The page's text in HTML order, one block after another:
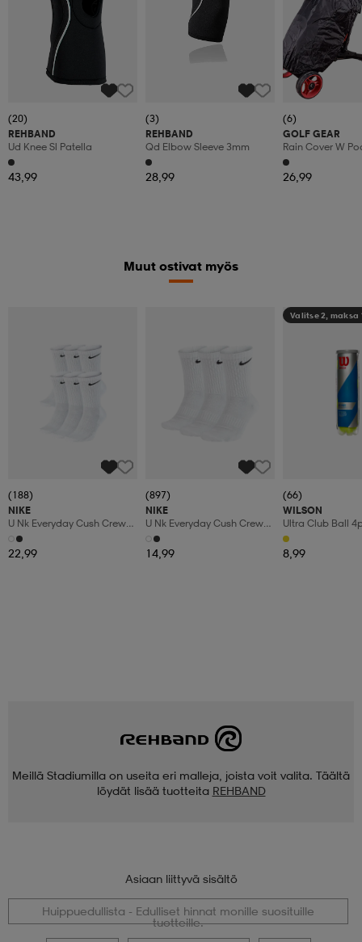
(20)
REHBAND
Ud Knee Sl Patella
43,99
(3)
REHBAND
Qd Elbow Sleeve 3mm
28,99
(6)
GOLF GEAR
Rain Cover W
26,99
Muut ostivat myös
(188)
NIKE
U Nk Everyday Cush Crew
6pr-Bd
22,99
(897)
NIKE
U Nk Everyday Cush Crew
3pr
14,99
Valitse 2, maksa
(66)
WILSON
Ultra Club Ball
8,99
Meillä Stadiumilla on useita eri malleja, joista voit valita. Täältä
löydät lisää tuotteita REHBAND
Asiaan liittyvä sisältö
Huippuedullista - Edulliset hinnat monille suosituille
tuotteille.